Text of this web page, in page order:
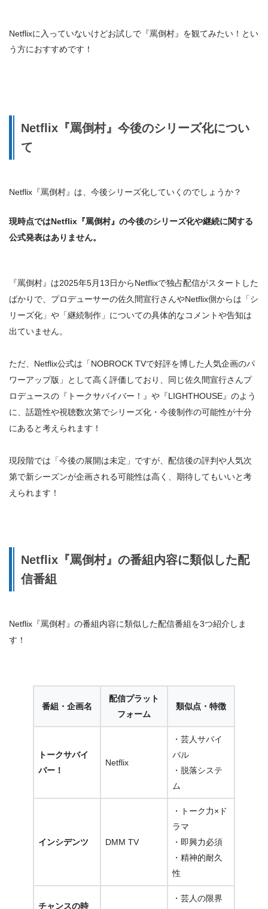
Netflixに入っていないけどお試しで『罵倒村』を観てみたい！とい
う方におすすめです！
Netflix『罵倒村』今後のシリーズ化につい
て
Netflix『罵倒村』は、今後シリーズ化していくのでしょうか？
現時点ではNetflix『罵倒村』の今後のシリーズ化や継続に関する
公式発表はありません。
『罵倒村』は2025年5月13日からNetflixで独占配信がスタートした
ばかりで、プロデューサーの佐久間宣行さんやNetflix側からは「シ
リーズ化」や「継続制作」についての具体的なコメントや告知は
出ていません。
ただ、Netflix公式は「NOBROCK TVで好評を博した人気企画のパ
ワーアップ版」として高く評価しており、同じ佐久間宣行さんプ
ロデュースの『トークサバイバー！』や『LIGHTHOUSE』のよう
に、 話題性や視聴数次第でシリーズ化・今後制作の可能性が十分
にある と考えられます！
現段階では「今後の展開は未定」ですが、配信後の評判や人気次
第で新シーズンが企画される可能性は高く、期待してもいいと考
えられます！
Netflix『罵倒村』の番組内容に類似した配
信番組
Netflix『罵倒村』の番組内容に類似した配信番組を3つ紹介しま
す！
番組・企画名
配信プラット
フォーム
類似点・特徴
トークサバイ
バー！
Netflix
・芸人サバイ
バル
・脱落システ
ム
インシデンツ DMM TV
・トーク力×ド
ラマ
・即興力必須
・精神的耐久
性
チャンスの時
・芸人の限界